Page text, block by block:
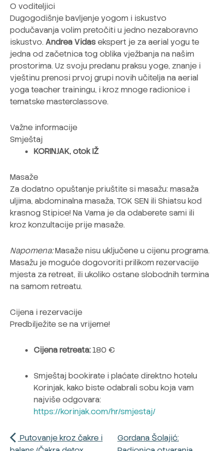
O voditeljici
Dugogodišnje bavljenje yogom i iskustvo
podučavanja volim pretočiti u jedno nezaboravno
iskustvo.Andrea Vidasekspert je za aerial yogu te
jedna od začetnica tog oblika vježbanja na našim
prostorima. Uz svoju predanu praksu yoge, znanje i
vještinu prenosi prvoj grupi novih učitelja na aerial
yoga teacher trainingu, i kroz mnoge radionice i
tematske masterclassove.
Važne informacije
Smještaj
KORINJAK, otok IŽ
Masaže
Za dodatno opuštanje priuštite si masažu: masaža
uljima, abdominalna masaža, TOK SEN ili Shiatsu kod
krasnog Stipice! Na Vama je da odaberete sami ili
kroz konzultacije prije masaže.
Napomena:Masaže nisu uključene u cijenu programa.
Masažu je moguće dogovoriti prilikom rezervacije
mjesta za retreat, ili ukoliko ostane slobodnih termina
na samom retreatu.
Cijena i rezervacije
Predbilježite se na vrijeme!
Cijena retreata:180 €
Smještaj bookirate i plaćate direktno hotelu
Korinjak, kako biste odabrali sobu koja vam
najviše odgovara:
https://korinjak.com/hr/smjestaj/
Putovanje kroz čakre i
Gordana Šolajić: